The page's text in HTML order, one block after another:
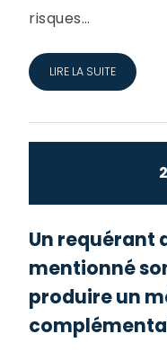
risques...
LIRE LA SUITE
Un requérant
mentionné
produire un